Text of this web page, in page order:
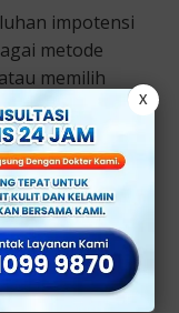
impotensi
metode
memilih
kesehatan
setiap
unik bagi
harus
X